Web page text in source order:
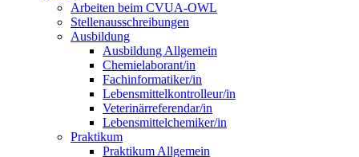
Arbeiten beim CVUA-OWL
Stellenausschreibungen
Ausbildung
Ausbildung Allgemein
Chemielaborant/in
Fachinformatiker/in
Lebensmittelkontrolleur/in
Veterinärreferendar/in
Lebensmittelchemiker/in
Praktikum
Praktikum Allgemein